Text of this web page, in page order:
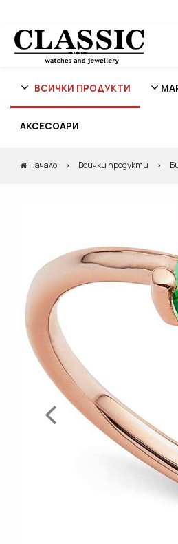
ВСИЧКИ ПРОДУКТИ
АКСЕСОАРИ
Начало Всички продукти